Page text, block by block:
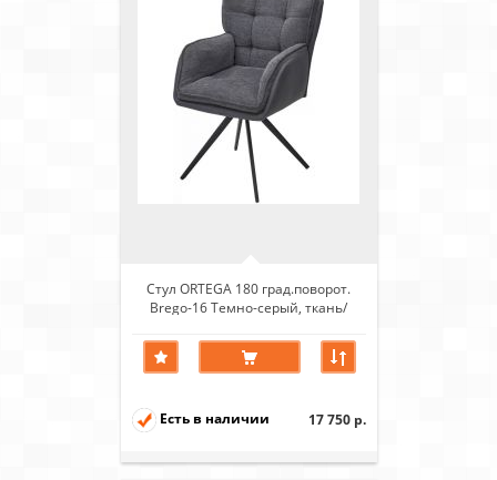
Стул ORTEGA 180 град.поворот.
Brego-16 Темно-серый, ткань/
Черный
Есть в наличии 17 750 р.